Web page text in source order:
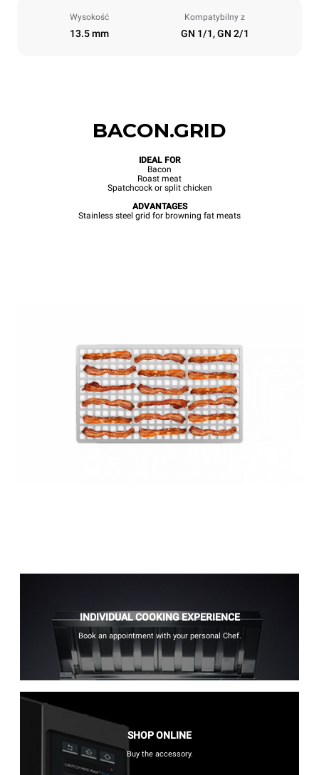
Wysokość
13.5 mm
Kompatybilny z
GN 1/1, GN 2/1
BACON.GRID
IDEAL FOR
Bacon
Roast meat
Spatchcock or split chicken
ADVANTAGES
Stainless steel grid for browning fat meats
INDIVIDUAL COOKING EXPERIENCE
Book an appointment with your personal Chef.
SHOP ONLINE
Buy the accessory.